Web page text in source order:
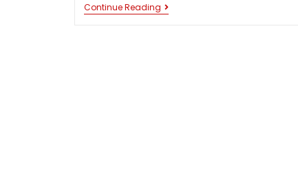
Continue ReadingGEDUNG
TJONG